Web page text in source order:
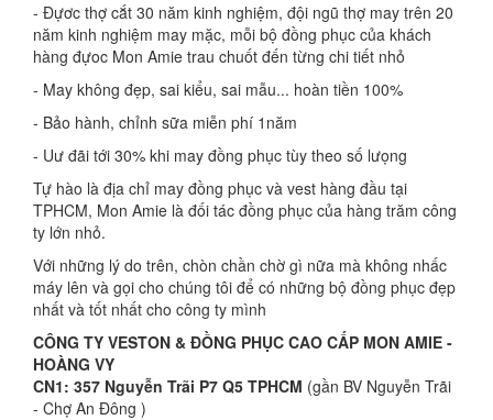
- Đựơc thợ cắt 30 năm kinh nghiệm, đội ngũ thợ may trên 20
năm kinh nghiệm may mặc, mỗi bộ đồng phục của khách
hàng đựoc Mon Amie trau chuốt đến từng chi tiết nhỏ
- May không đẹp, sai kiểu, sai mẫu... hoàn tiền 100%
- Bảo hành, chỉnh sữa miễn phí 1năm
- Uư đãi tới 30% khi may đồng phục tùy theo số lưọng
Tự hào là địa chỉ may đồng phục và vest hàng đầu tại
TPHCM, Mon Amie là đối tác đồng phục của hàng trăm công
ty lớn nhỏ.
Với những lý do trên, chòn chần chờ gì nữa mà không nhấc
máy lên và gọi cho chúng tôi để có những bộ đồng phục đẹp
nhất và tốt nhất cho công ty mình
CÔNG TY VESTON & ĐỒNG PHỤC CAO CẤP MON AMIE -
HOÀNG VY
CN1: 357 Nguyễn Trãi P7 Q5 TPHCM (gần BV Nguyễn Trãi
- Chợ An Đông )